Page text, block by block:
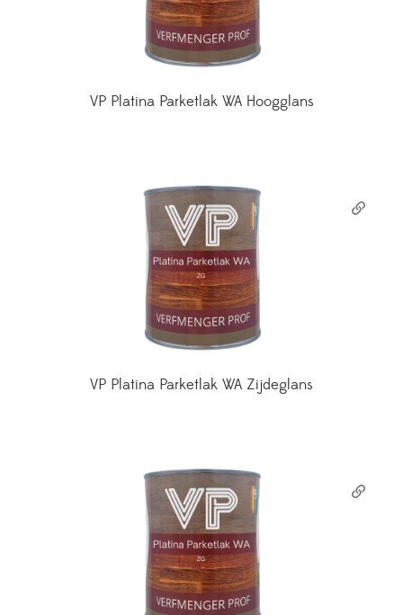
VP Platina Parketlak WA Hoogglans
VP Platina Parketlak WA Zijdeglans